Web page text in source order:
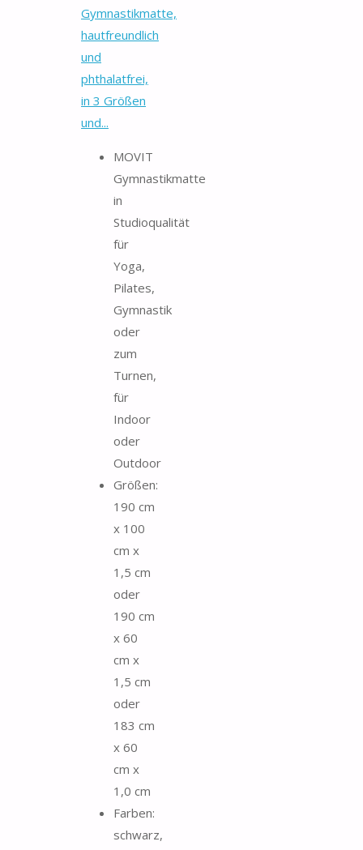
Gymnastikmatte,
hautfreundlich
und
phthalatfrei,
in 3 Größen
und...
MOVIT
Gymnastikmatte
in
Studioqualität
für
Yoga,
Pilates,
Gymnastik
oder
zum
Turnen,
für
Indoor
oder
Outdoor
Größen:
190 cm
x 100
cm x
1,5 cm
oder
190 cm
x 60
cm x
1,5 cm
oder
183 cm
x 60
cm x
1,0 cm
Farben:
schwarz,